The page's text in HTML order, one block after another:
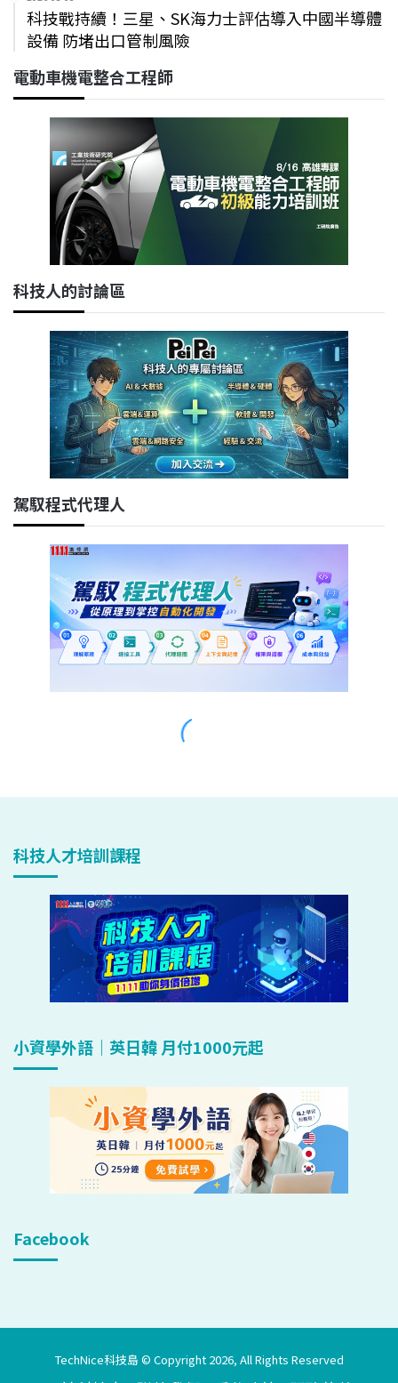
科技人才培訓課程
小資學外語｜英日韓 月付1000元起
Facebook
TechNice科技島 © Copyright 2026, All Rights Reserved